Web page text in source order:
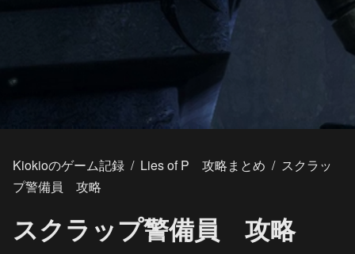
Kiokioのゲーム記録 / Lies of P 攻略まとめ / スクラッ
プ警備員 攻略
スクラップ警備員 攻略